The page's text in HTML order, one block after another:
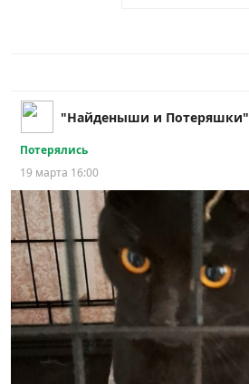
"Найденыши и Потеряшки"
Потерялись
19 марта 16:00